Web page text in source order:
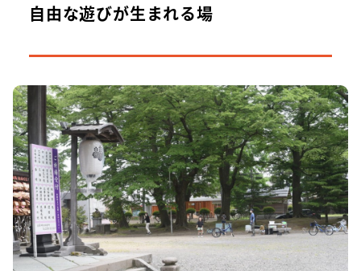
自由な遊びが生まれる場